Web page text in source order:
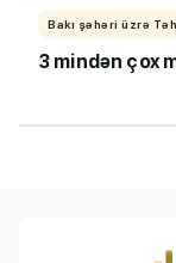
Bakı şəhəri üzrə
3 mindən çox